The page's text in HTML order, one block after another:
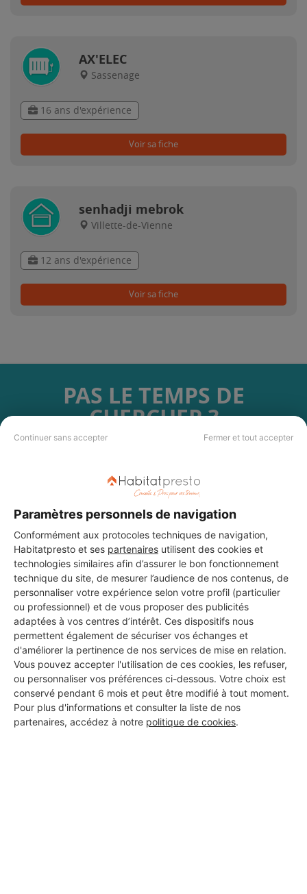
Continuer sans accepter Fermer et tout accepter
Paramètres personnels de navigation
Conformément aux protocoles techniques de navigation,
Habitatpresto et ses partenaires utilisent des cookies et
technologies similaires afin d’assurer le bon fonctionnement
technique du site, de mesurer l’audience de nos contenus, de
personnaliser votre expérience selon votre profil (particulier
ou professionnel) et de vous proposer des publicités
adaptées à vos centres d’intérêt. Ces dispositifs nous
permettent également de sécuriser vos échanges et
d'améliorer la pertinence de nos services de mise en relation.
Vous pouvez accepter l'utilisation de ces cookies, les refuser,
ou personnaliser vos préférences ci-dessous. Votre choix est
conservé pendant 6 mois et peut être modifié à tout moment.
Pour plus d'informations et consulter la liste de nos
partenaires, accédez à notre politique de cookies.
AX'ELEC
Sassenage
16 ans d'expérience
Voir sa fiche
senhadji mebrok
Villette-de-Vienne
12 ans d'expérience
Voir sa fiche
PAS LE TEMPS DE
CHERCHER ?
professionnels partout en France.
DEMANDER UN DEVIS